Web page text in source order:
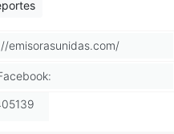
emisorasunidas.com/